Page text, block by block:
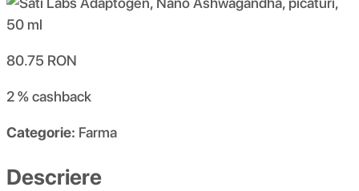
80.75 RON
2 %cashback
Categorie: Farma
Descriere